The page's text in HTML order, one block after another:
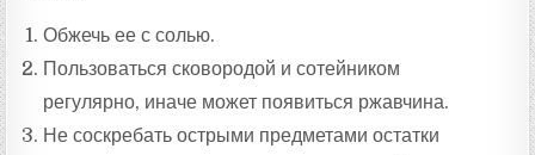
Обжечь ее с солью.
Пользоваться сковородой и сотейником
регулярно, иначе может появиться ржавчина.
Не соскребать острыми предметами остатки